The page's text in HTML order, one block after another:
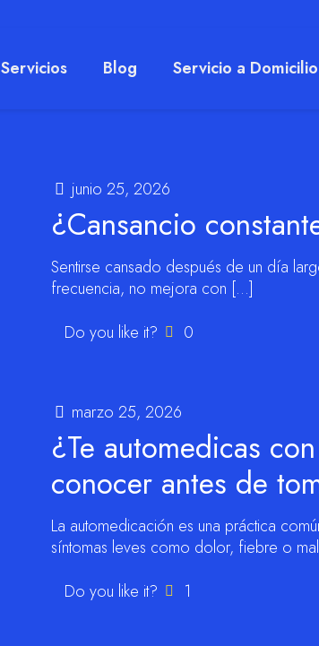
Servicios Blog Servicio a Domicilio
junio 25, 2026
¿Cansancio
Sentirse cansado después de un día
frecuencia, no mejora con […]
Do you like it?
0
marzo 25, 2026
¿Te automedicas
conocer antes de
La automedicación es una práctica
síntomas leves como dolor, fiebre o
Do you like it?
1